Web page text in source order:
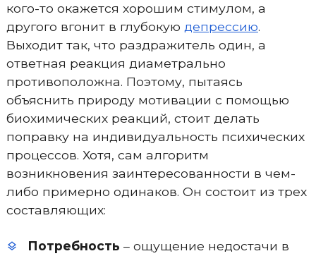
кого-то окажется хорошим стимулом, а
другого вгонит в глубокую депрессию.
Выходит так, что раздражитель один, а
ответная реакция диаметрально
противоположна. Поэтому, пытаясь
объяснить природу мотивации с помощью
биохимических реакций, стоит делать
поправку на индивидуальность психических
процессов. Хотя, сам алгоритм
возникновения заинтересованности в чем-
либо примерно одинаков. Он состоит из трех
составляющих:
Потребность – ощущение недостачи в